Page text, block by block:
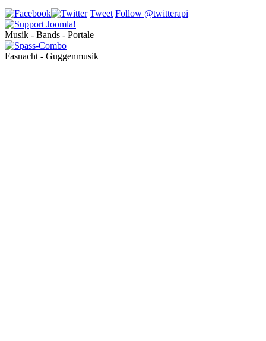
Tweet Follow @twitterapi
Musik - Bands - Portale
Fasnacht - Guggenmusik